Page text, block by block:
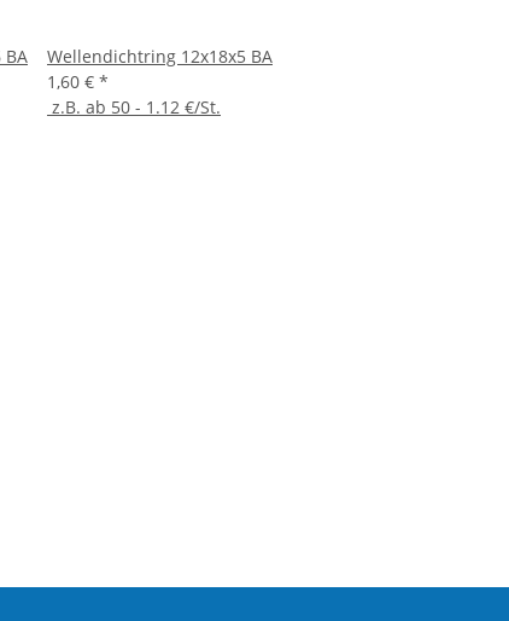
Wellendichtring 12x18x5 BA
1,60 € *
z.B. ab 50 - 1.12 €/St.